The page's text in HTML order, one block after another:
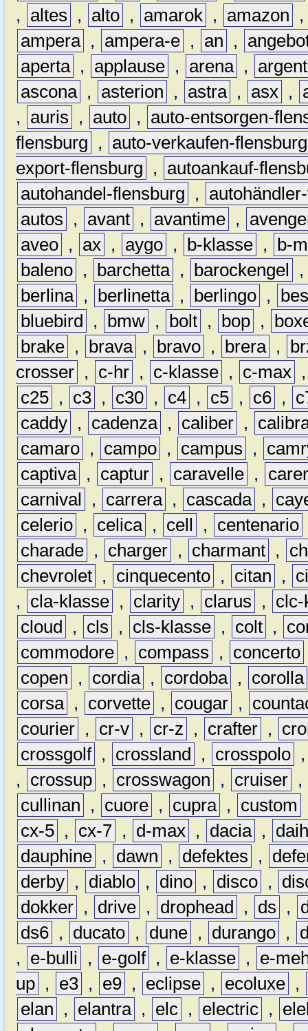
,
altes , alto , amarok , amazon
ampera , ampera-e , an ,
aperta , applause , arena ,
ascona , asterion , astra , asx ,
,
auris , auto ,
auto-entsorgen-
flensburg
,
auto-verkaufen-flensburg
export-flensburg
,
autoankauf-
autohandel-flensburg
,
autos
, avant , avantime ,
aveo , ax , aygo , b-klasse ,
b-
baleno , barchetta , barockengel
berlina , berlinetta , berlingo ,
bluebird
, bmw , bolt , bop ,
brake , brava , bravo , brera ,
crosser , c-hr , c-klasse , c-max
c25 , c3 , c30 , c4 , c5 , c6 ,
caddy , cadenza , caliber ,
camaro , campo , campus ,
captiva , captur , caravelle ,
carnival
, carrera , cascada ,
celerio , celica , cell , centenario
charade , charger , charmant ,
chevrolet , cinquecento , citan ,
,
cla-klasse , clarity , clarus ,
clc-
cloud
, cls , cls-klasse , colt ,
commodore , compass , concerto
copen
, cordia , cordoba ,
corolla
corsa , corvette , cougar ,
courier , cr-v , cr-z , crafter ,
crossgolf , crossland , crosspolo
,
crossup , crosswagon , cruiser ,
cullinan
, cuore , cupra , custom
cx-5 , cx-7 , d-max , dacia ,
dauphine , dawn , defektes ,
derby , diablo , dino , disco ,
dokker , drive , drophead , ds ,
ds6 , ducato , dune , durango ,
,
e-bulli , e-golf , e-klasse ,
e-
up , e3 , e9 , eclipse , ecoluxe ,
elan
, elantra , elc , electric ,